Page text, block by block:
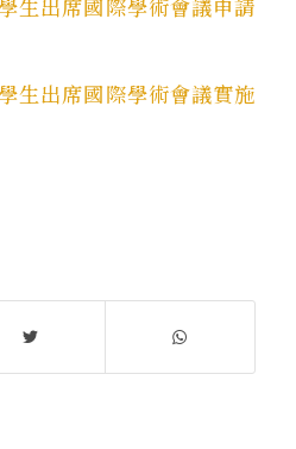
生出席國際學術會議申請
生出席國際學術會議實施